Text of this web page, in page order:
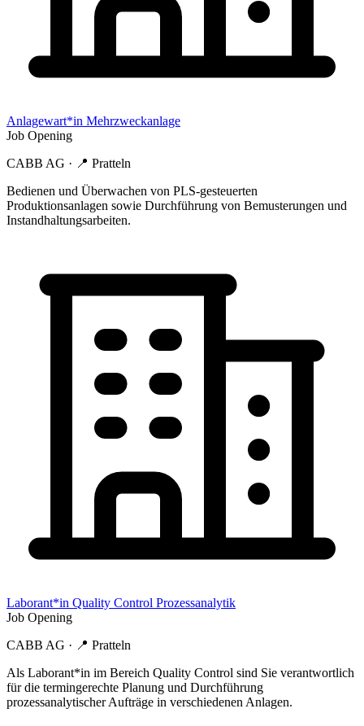
Anlagewart*in Mehrzweckanlage
Job Opening
CABB AG · 📍 Pratteln
Bedienen und Überwachen von PLS-gesteuerten
Produktionsanlagen sowie Durchführung von Bemusterungen und
Instandhaltungsarbeiten.
Laborant*in Quality Control Prozessanalytik
Job Opening
CABB AG · 📍 Pratteln
Als Laborant*in im Bereich Quality Control sind Sie verantwortlich
für die termingerechte Planung und Durchführung
prozessanalytischer Aufträge in verschiedenen Anlagen.